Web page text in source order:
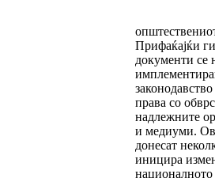
Прифаќајќи
документи се
права со
надлежните
и медиуми.
донесат
иницира
националното